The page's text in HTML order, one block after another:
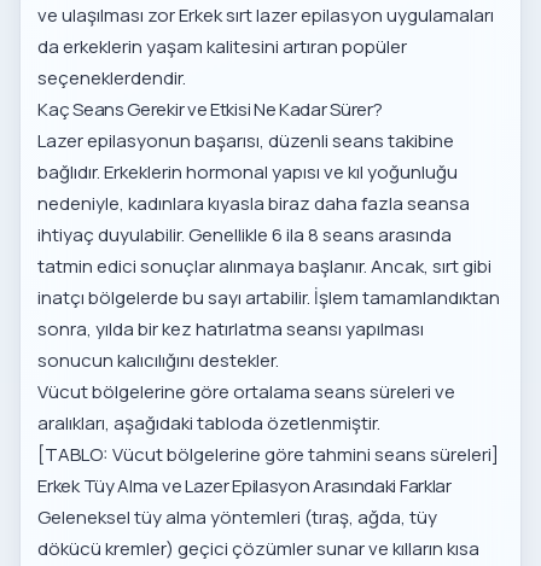
ve ulaşılması zorErkek sırt lazer epilasyon uygulamaları
da erkeklerin yaşam kalitesini artıran popüler
seçeneklerdendir.
Kaç Seans Gerekir ve Etkisi Ne Kadar Sürer?
Lazer epilasyonun başarısı, düzenli seans takibine
bağlıdır. Erkeklerin hormonal yapısı ve kıl yoğunluğu
nedeniyle, kadınlara kıyasla biraz daha fazla seansa
ihtiyaç duyulabilir. Genellikle 6 ila 8 seans arasında
tatmin edici sonuçlar alınmaya başlanır. Ancak, sırt gibi
inatçı bölgelerde bu sayı artabilir. İşlem tamamlandıktan
sonra, yılda bir kez hatırlatma seansı yapılması
sonucun kalıcılığını destekler.
Vücut bölgelerine göre ortalama seans süreleri ve
aralıkları, aşağıdaki tabloda özetlenmiştir.
[TABLO: Vücut bölgelerine göre tahmini seans süreleri]
Erkek Tüy Alma ve Lazer Epilasyon Arasındaki Farklar
Geleneksel tüy alma yöntemleri (tıraş, ağda, tüy
dökücü kremler) geçici çözümler sunar ve kılların kısa